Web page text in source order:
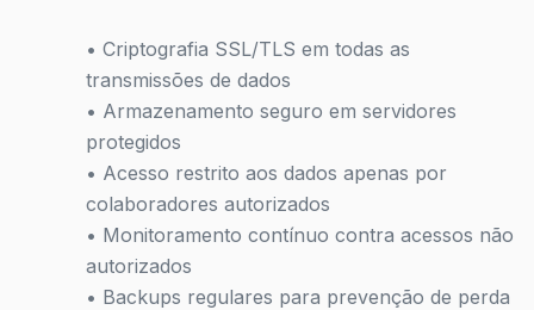
• Criptografia SSL/TLS em todas as
transmissões de dados
• Armazenamento seguro em servidores
protegidos
• Acesso restrito aos dados apenas por
colaboradores autorizados
• Monitoramento contínuo contra acessos não
autorizados
• Backups regulares para prevenção de perda